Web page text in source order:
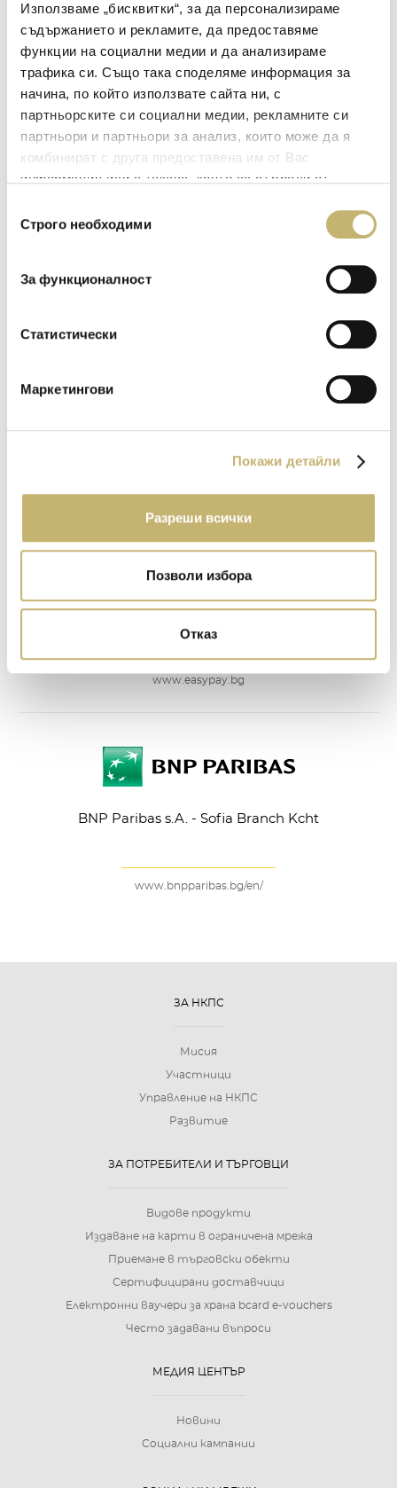
Използваме „бисквитки“, за да персонализираме
съдържанието и рекламите, да предоставяме
функции на социални медии и да анализираме
трафика си. Също така споделяме информация за
начина, по който използвате сайта ни, с
партньорските си социални медии, рекламните си
партньори и партньори за анализ, които може да я
комбинират с друга предоставена им от Вас
информация или с такава, която са събрали от
наСтрого необходими
За функционалност
Статистически
Маркетингови
Покажи детайли
Разреши всички
Позволи избора
Отказ
„Транскарт Файненшъл Сървисис“ ЕАД
Изипей АД
www.easypay.bg
BNP Paribas s.A. - Sofia Branch Kcht
www.bnpparibas.bg/en/
ЗА НКПС
Мисия
Участници
Управление на НКПС
Развитие
ЗА ПОТРЕБИТЕЛИ И ТЪРГОВЦИ
Видове продукти
Издаване на карти в ограничена мрежа
Приемане в търговски обекти
Сертифицирани доставчици
Електронни ваучери за храна bcard e-vouchers
Често задавани въпроси
МЕДИЯ ЦЕНТЪР
Новини
Социални кампании